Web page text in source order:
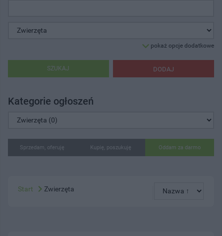
pokaż opcje dodatkowe
DODAJ
SZUKAJ
Kategorie ogłoszeń
Sprzedam, oferuję Kupię, poszukuję Oddam za darmo
Start Zwierzęta